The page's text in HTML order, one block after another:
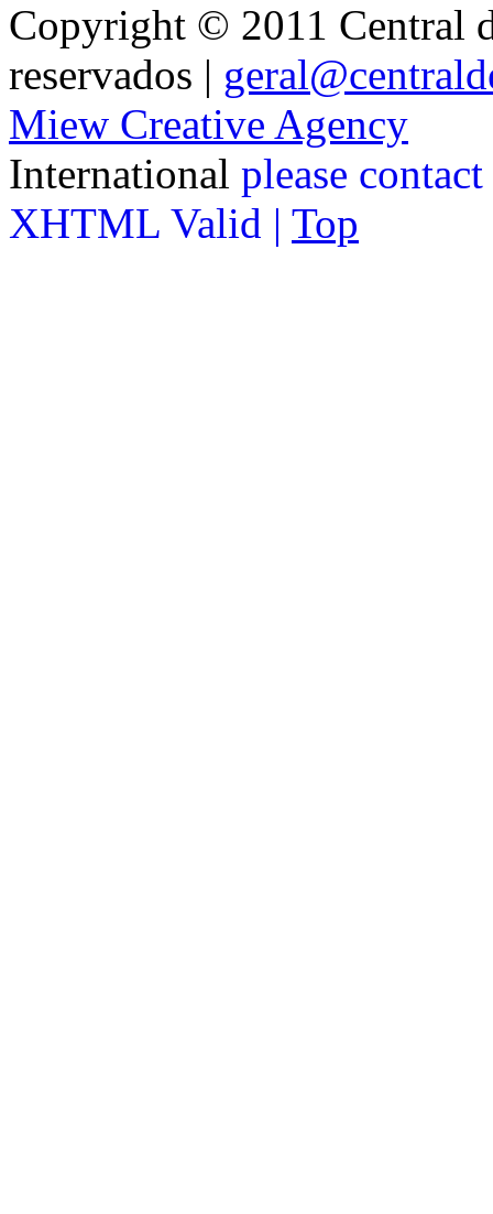
Copyright © 2011 Central
reservados |
Miew Creative Agency
International please
XHTML Valid | Top